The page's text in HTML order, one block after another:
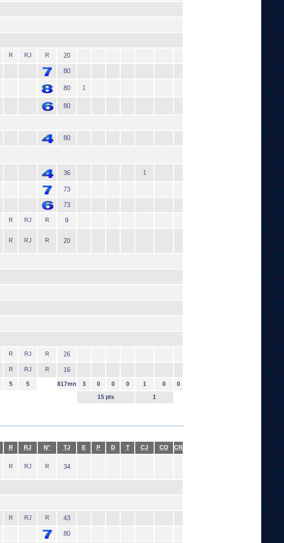
R RJ R 20
80
80 1
80
80
36 1
73
73
R RJ R 9
R RJ R 20
R RJ R 26
R RJ R 16
5 5 817mn 3 0 0 0 1 0
0
15 pts
1
R RJ N° TJ E P D T CJ CO CR
R RJ R 34
R RJ R 43
80